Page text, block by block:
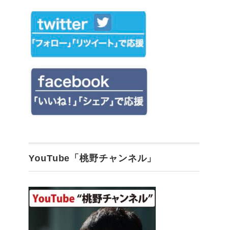
YouTube「桃野チャンネル」